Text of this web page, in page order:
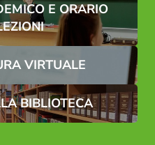
E ORARIO
VIRTUALE
BIBLIOTECA